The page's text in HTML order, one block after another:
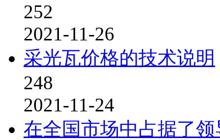
252
2021-11-26
采光瓦价格的技术说明
248
2021-11-24
在全国市场中占据了